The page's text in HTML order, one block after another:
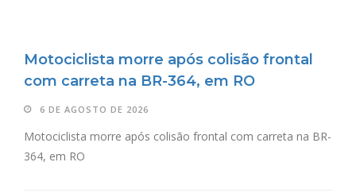
Motociclista morre após colisão frontal
com carreta na BR-364, em RO
6 DE AGOSTO DE 2026
Motociclista morre após colisão frontal com carreta na BR-
364, em RO